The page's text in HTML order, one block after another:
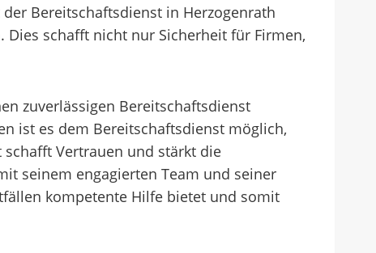
Bereitschaftsdienst in Herzogenrath
schafft nicht nur Sicherheit für Firmen,
zuverlässigen Bereitschaftsdienst
ist es dem Bereitschaftsdienst möglich,
Vertrauen und stärkt die
seinem engagierten Team und seiner
kompetente Hilfe bietet und somit